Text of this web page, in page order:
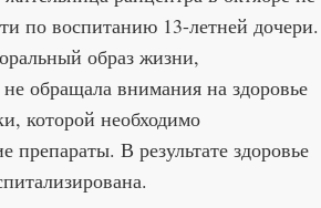
по воспитанию 13-летней дочери.
образ жизни,
обращала внимания на здоровье
которой необходимо
В результате здоровье